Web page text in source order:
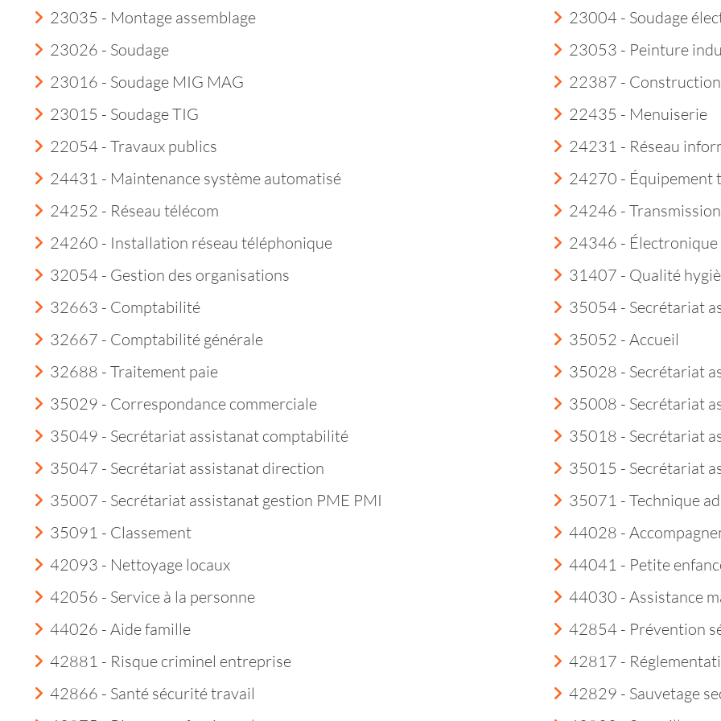
23035 - Montage assemblage
23026 - Soudage
23016 - Soudage MIG MAG
23015 - Soudage TIG
23004 - Soudage
23053 - Peinture
22387 -
22435 - Menuiserie
22054 - Travaux publics
24431 - Maintenance système automatisé
24252 - Réseau télécom
24260 - Installation réseau téléphonique
24231 - Réseau
24270 - Équipement
24246 - Transmission
24346 - Électronique
32054 - Gestion des organisations
32663 - Comptabilité
32667 - Comptabilité générale
32688 - Traitement paie
31407 - Qualité
35054 - Secrétariat
35052 - Accueil
35028 - Secrétariat
35029 - Correspondance commerciale
35049 - Secrétariat assistanat comptabilité
35047 - Secrétariat assistanat direction
35007 - Secrétariat assistanat gestion PME PMI
35008 - Secrétariat
35018 - Secrétariat
35015 - Secrétariat
35071 - Technique
35091 - Classement
42093 - Nettoyage locaux
42056 - Service à la personne
44026 - Aide famille
44028 -
44041 - Petite
44030 - Assistance
42854 - Prévention
42881 - Risque criminel entreprise
42866 - Santé sécurité travail
42817 -
42829 - Sauvetage